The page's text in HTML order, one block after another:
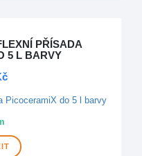
PŘÍSADA
5 L BARVY